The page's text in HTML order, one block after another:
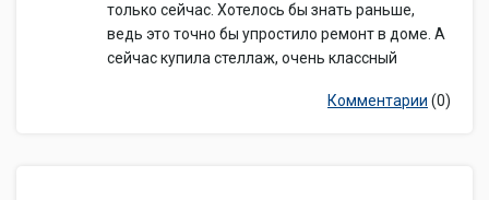
только сейчас. Хотелось бы знать раньше,
ведь это точно бы упростило ремонт в доме. А
сейчас купила стеллаж, очень классный
Комментарии (0)